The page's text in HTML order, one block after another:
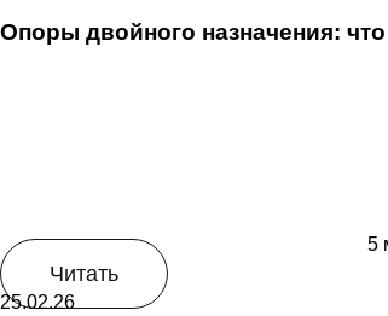
Опоры двойного назначения:
5
Читать
25.02.26